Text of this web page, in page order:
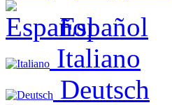
Español
Italiano
Deutsch